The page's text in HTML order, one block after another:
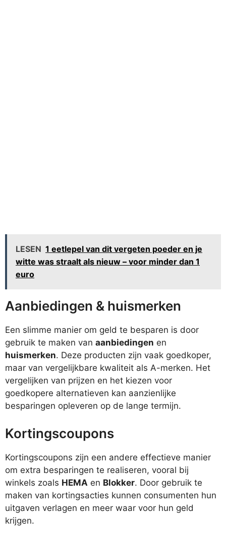
LESEN 1 eetlepel van dit vergeten poeder en je
witte was straalt als nieuw – voor minder dan 1
euro
Aanbiedingen & huismerken
Een slimme manier om geld te besparen is door
gebruik te maken van aanbiedingen en
huismerken. Deze producten zijn vaak goedkoper,
maar van vergelijkbare kwaliteit als A-merken. Het
vergelijken van prijzen en het kiezen voor
goedkopere alternatieven kan aanzienlijke
besparingen opleveren op de lange termijn.
Kortingscoupons
Kortingscoupons zijn een andere effectieve manier
om extra besparingen te realiseren, vooral bij
winkels zoals HEMA en Blokker. Door gebruik te
maken van kortingsacties kunnen consumenten hun
uitgaven verlagen en meer waar voor hun geld
krijgen.